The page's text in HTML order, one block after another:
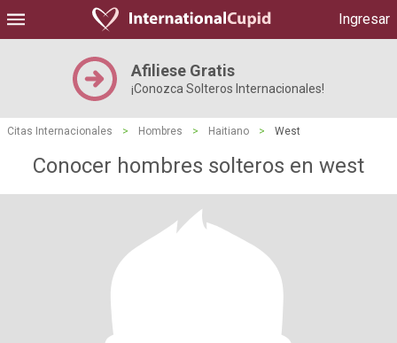
Ingresar
Afiliese Gratis
¡Conozca Solteros Internacionales!
Citas Internacionales > Hombres > Haitiano > West
Conocer hombres solteros en west